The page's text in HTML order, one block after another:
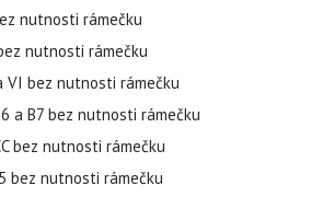
nutnosti rámečku
nutnosti rámečku
VI bez nutnosti rámečku
a B7 bez nutnosti rámečku
bez nutnosti rámečku
bez nutnosti rámečku